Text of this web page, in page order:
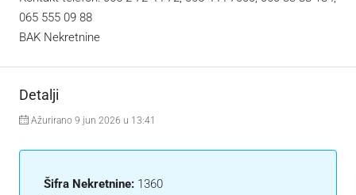
065 555 09 88
BAK Nekretnine
Detalji
Ažurirano 9 jun 2026 u 13:41
Šifra Nekretnine: 1360